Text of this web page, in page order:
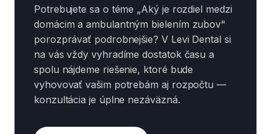
Potrebujete sa o téme „Aký je rozdiel medzi
domácim a ambulantným bielením zubov"
porozprávať podrobnejšie? V Levi Dental si
na vás vždy vyhradíme dostatok času a
spolu nájdeme riešenie, ktoré bude
vyhovovať vašim potrebám aj rozpočtu —
konzultácia je úplne nezáväzná.